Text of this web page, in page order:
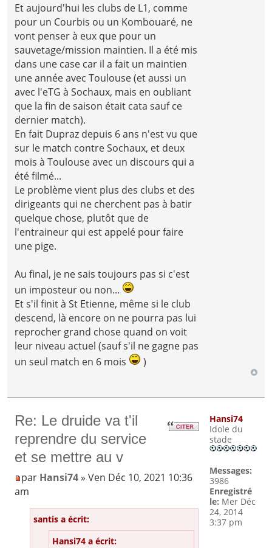
Et aujourd'hui les clubs de L1, comme
pour un Courbis ou un Kombouaré, ne
vont penser à eux que pour un
sauvetage/mission maintien. Il a été mis
dans une case car il a fait un maintien
une année avec Toulouse (et aussi un
avec l'eTG à Sochaux, mais en oubliant
que la fin de saison était cata sauf ce
dernier match).
En fait Dupraz depuis 6 ans n'est vu que
sur le match contre Sochaux, et deux
mois à Toulouse avec un discours qui a
été filmé...
Le problème vient plus des clubs et des
dirigeants qui ne cherchent pas à batir
quelque chose, plutôt que de
l'entraineur qui est appelé pour faire
une pige.
Au final, je ne sais toujours pas si c'est
un imposteur ou non...
Et s'il finit à St Etienne, même si le club
descend, là encore on ne pourra pas lui
reprocher grand chose quand on voit
leur niveau actuel (sauf s'il ne gagne pas
un seul match en 6 mois
)
Re: Le druide va t'il
reprendre du service
et se mettre au v
par Hansi74» Ven Déc 10, 2021 10:36
am
santis a écrit:
Hansi74 a écrit:
Hansi74
Idole du
stade
Messages:
3986
Enregistré
le: Mer Déc
24, 2014
3:37 pm